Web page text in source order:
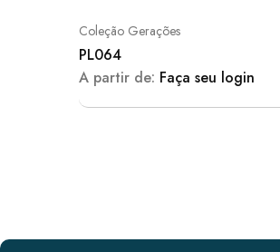
Coleção Gerações
PL064
A partir de: Faça seu login